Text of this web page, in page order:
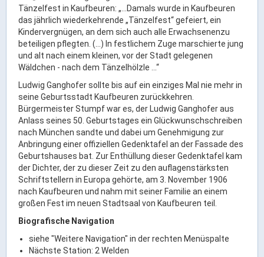
ÖPNV
Engagement, Ehrenamt & Vereine
Gesundheit
Integration & Vielfalt
Kultur
Kulturgenießer
Kulturmacher
Persönlichkeiten
Wirtschaft & Handel
Wirtschaftsstandort
Gewerbegebiete
Tänzelfest in Kaufbeuren: „…Damals wurde in Kaufbeuren
das jährlich wiederkehrende „Tänzelfest“ gefeiert, ein
Kindervergnügen, an dem sich auch alle Erwachsenenzu
beteiligen pflegten. (…) In festlichem Zuge marschierte jung
und alt nach einem kleinen, vor der Stadt gelegenen
Wäldchen - nach dem Tänzelhölzle …“
Ludwig Ganghofer sollte bis auf ein einziges Mal nie mehr in
seine Geburtsstadt Kaufbeuren zurückkehren.
Bürgermeister Stumpf war es, der Ludwig Ganghofer aus
Anlass seines 50. Geburtstages ein Glückwunschschreiben
nach München sandte und dabei um Genehmigung zur
Anbringung einer offiziellen Gedenktafel an der Fassade des
Geburtshauses bat. Zur Enthüllung dieser Gedenktafel kam
der Dichter, der zu dieser Zeit zu den auflagenstärksten
Schriftstellern in Europa gehörte, am 3. November 1906
nach Kaufbeuren und nahm mit seiner Familie an einem
großen Fest im neuen Stadtsaal von Kaufbeuren teil.
Biografische Navigation
siehe "Weitere Navigation" in der rechten Menüspalte
Nächste Station: 2 Welden